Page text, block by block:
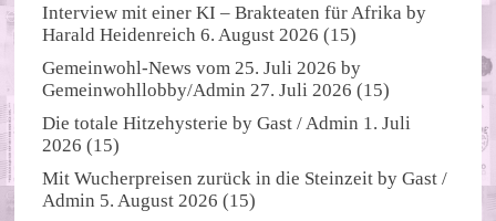
Interview mit einer KI – Brakteaten für Afrika by
Harald Heidenreich 6. August 2026 (15)
Gemeinwohl-News vom 25. Juli 2026 by
Gemeinwohllobby/Admin 27. Juli 2026 (15)
Die totale Hitzehysterie byGast / Admin 1. Juli
2026 (15)
Mit Wucherpreisen zurück in die Steinzeit byGast /
Admin 5. August 2026 (15)